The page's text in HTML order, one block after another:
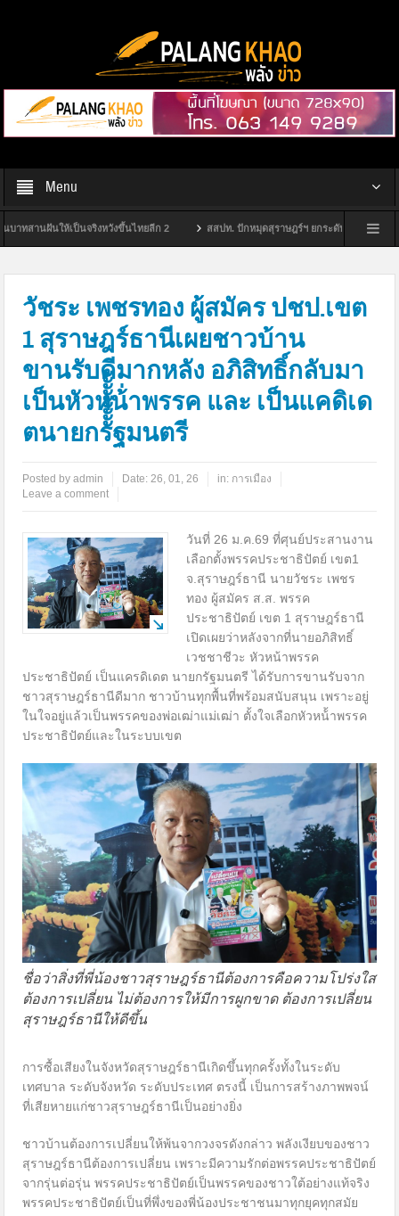
Menu
ฝันให้เป็นจริงหวังขึ้นไทยลีก 2 สสปท. ปักหมุดสุราษฎร์ฯ ยกระดับ “Safety Culture”
วัชระ เพชรทอง ผู้สมัคร ปชป.เขต
1 สุราษฎร์ธานีเผยชาวบ้าน
ขานรับดีมากหลัง อภิสิทธิ์กลับมา
เป็นหัวหน้่าพรรค และ เป็นแคดิเด
ตนายกรัััััััััฐมนตรี
Posted byadmin Date:26, 01, 26 in: การเมือง
Leave a comment
วันที่ 26 ม.ค.69 ที่ศุนย์ประสานงาน
เลือกตั้งพรรคประชาธิปัตย์ เขต1
จ.สุราษฎร์ธานี นายวัชระ เพชร
ทอง ผู้สมัคร ส.ส. พรรค
ประชาธิปัตย์ เขต 1 สุราษฎร์ธานี
เปิดเผยว่าหลังจากที่นายอภิสิทธิ์
เวชชาชีวะ หัวหน้าพรรค
ประชาธิปัตย์ เป็นแครดิเดต นายกรัฐมนตรี ได้รับการขานรับจาก
ชาวสุราษฎร์ธานีดีมาก ชาวบ้านทุกพื้นที่พร้อมสนับสนุน เพราะอยู่
ในใจอยู่แล้วเป็นพรรคของพ่อเฒ่าแม่เฒ่า ตั้งใจเลือกหัวหน้้าพรรค
ประชาธิปัตย์และในระบบเขต
ชื่อว่าสิ่งที่พี่น้องชาวสุราษฎร์ธานีต้องการคือความโปร่งใส
ต้องการเปลี่ยน ไม่ต้องการให้มีการผูกขาด ต้องการเปลี่ยน
สุราษฎร์ธานีให้ดีขึ้น
การซื้อเสียงในจังหวัดสุราษฎร์ธานีเกิดขึ้นทุกครั้งทั้งในระดับ
เทศบาล ระดับจังหวัด ระดับประเทศ ตรงนี้ เป็นการสร้างภาพพจน์
ที่เสียหายแก่ชาวสุราษฎร์ธานีเป็นอย่างยิ่ง
ชาวบ้านต้องการเปลี่ยนให้พ้นจากวงจรดังกล่าว พลังเงียบของชาว
สุราษฎร์ธานีต้องการเปลี่ยน เพราะมีความรักต่อพรรคประชาธิปัตย์
จากรุ่นต่อรุ่น พรรคประชาธิปัตย์เป็นพรรคของชาวใต้อย่างแท้จริง
พรรคประชาธิปัตย์เป็นที่พึ่งของพี่น้องประชาชนมาทุกยุคทุกสมัย